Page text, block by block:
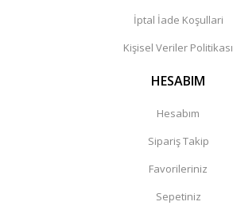
İptal İade Koşullari
Kişisel Veriler Politikası
HESABIM
Hesabım
Sipariş Takip
Favorileriniz
Sepetiniz